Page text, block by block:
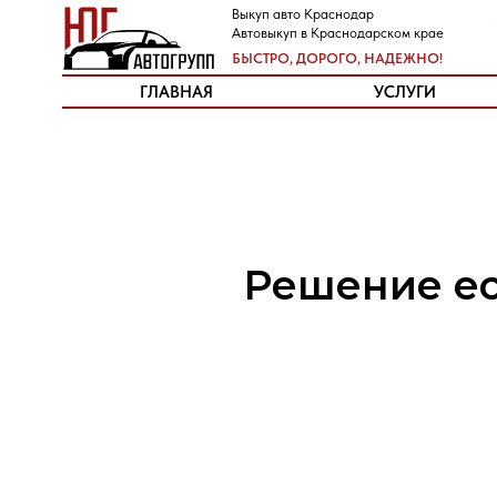
ГЛАВНАЯ УСЛУГИ
Выкуп авто Краснодар
Автовыкуп в Краснодарском крае
БЫСТРО, ДОРОГО, НАДЕЖНО!
ГЛАВНАЯ УСЛУГИ
Выкуп авто в Краснодаре
Скупка машин в Краснодарском крае
БЫСТРО, ДОРОГО, НАДЕЖНО!
Решение